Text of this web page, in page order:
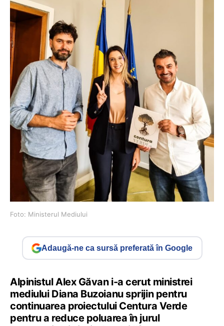
Foto: Ministerul Mediului
Adaugă-ne ca sursă preferată în Google
Alpinistul Alex Găvan i-a cerut ministrei
mediului Diana Buzoianu sprijin pentru
continuarea proiectului Centura Verde
pentru a reduce poluarea în jurul